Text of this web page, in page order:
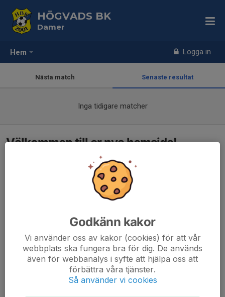
Hem Logga in
HÖGVADS BK
Damer
Nästa match Senaste resultat
Inga tidigare matcher
Välkommen till er nya hemsida!
Godkänn kakor
Vi använder oss av kakor (cookies) för att vår
webbplats ska fungera bra för dig. De används
även för webbanalys i syfte att hjälpa oss att
förbättra våra tjänster.
Så använder vi cookies